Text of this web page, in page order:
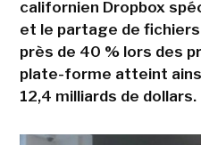
californien Dropbox
et le partage de
près de 40 % lors des
plate-forme atteint
12,4 milliards de dollars.